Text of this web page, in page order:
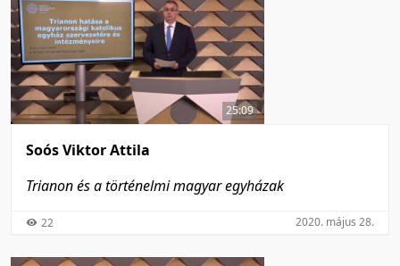
25:09
Soós Viktor Attila
Trianon és a történelmi magyar egyházak
22 2020. május 28.